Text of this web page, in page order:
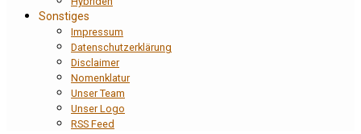
Sonstiges
Impressum
Datenschutzerklärung
Disclaimer
Nomenklatur
Unser Team
Unser Logo
RSS Feed